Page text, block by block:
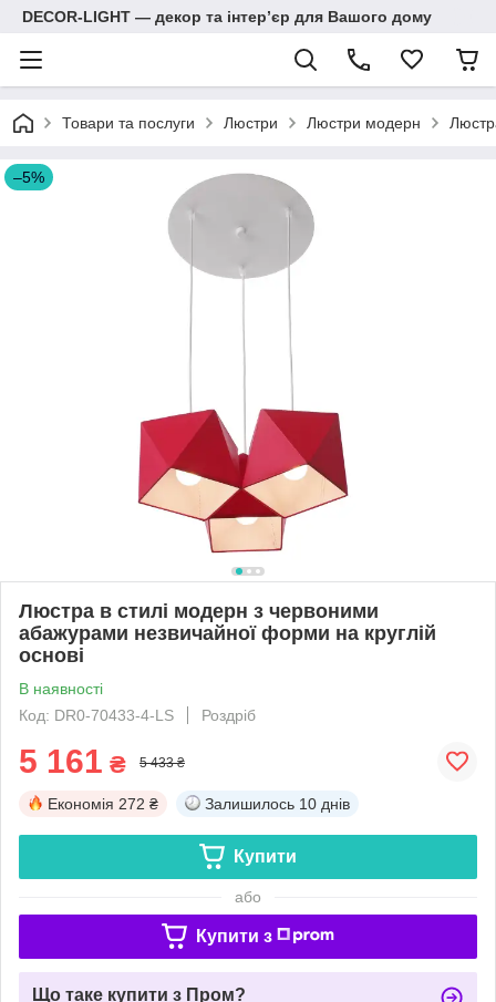
DECOR-LIGHT — декор та інтерʼєр для Вашого дому
Товари та послуги Люстри Люстри модерн
–5%
Люстра в стилі модерн з червоними
абажурами незвичайної форми на круглій
основі
В наявності
Код: DR0-70433-4-LS
Роздріб
5 161 ₴ 5 433 ₴
Економія 272 ₴ Залишилось 10 днів
Купити
або
Купити з
Що таке купити з Пром?